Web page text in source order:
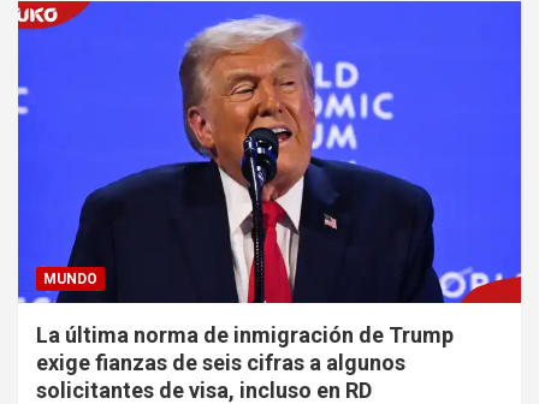
MUNDO
La última norma de inmigración de Trump
exige fianzas de seis cifras a algunos
solicitantes de visa, incluso en RD